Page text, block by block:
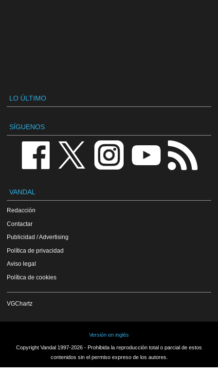
LO ÚLTIMO
SÍGUENOS
VANDAL
Redacción
Contactar
Publicidad / Advertising
Política de privacidad
Aviso legal
Política de cookies
VGChartz
Versión en inglés
Copyright Vandal 1997-2026 - Prohibida la reproducción total o parcial de estos
contenidos sin el permiso expreso de los autores.